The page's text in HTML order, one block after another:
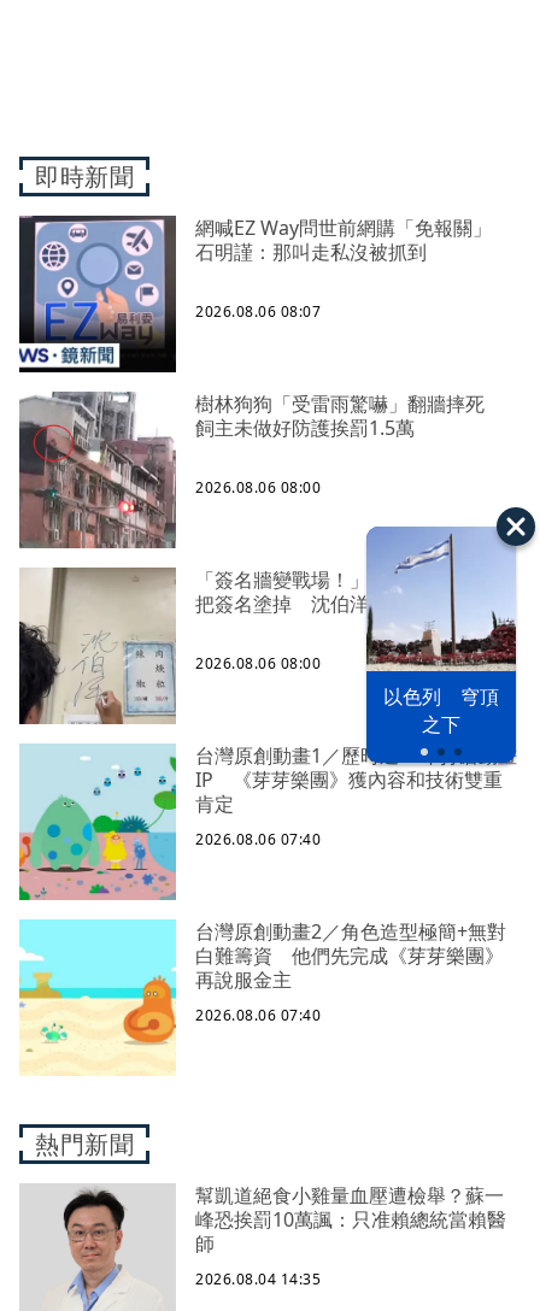
以色列 穹頂
之下
即時新聞
網喊EZ Way問世前網購「免報關」
石明謹：那叫走私沒被抓到
2026.08.06 08:07
樹林狗狗「受雷雨驚嚇」翻牆摔死
飼主未做好防護挨罰1.5萬
2026.08.06 08:00
「簽名牆變戰場！」饒河夜市小吃店
把簽名塗掉 沈伯洋：舉雙手贊成
2026.08.06 08:00
台灣原創動畫1／歷時近14年打磨動畫
IP 《芽芽樂團》獲內容和技術雙重
肯定
2026.08.06 07:40
台灣原創動畫2／角色造型極簡+無對
白難籌資 他們先完成《芽芽樂團》
再說服金主
2026.08.06 07:40
熱門新聞
幫凱道絕食小雞量血壓遭檢舉？蘇一
峰恐挨罰10萬諷：只准賴總統當賴醫
師
2026.08.04 14:35